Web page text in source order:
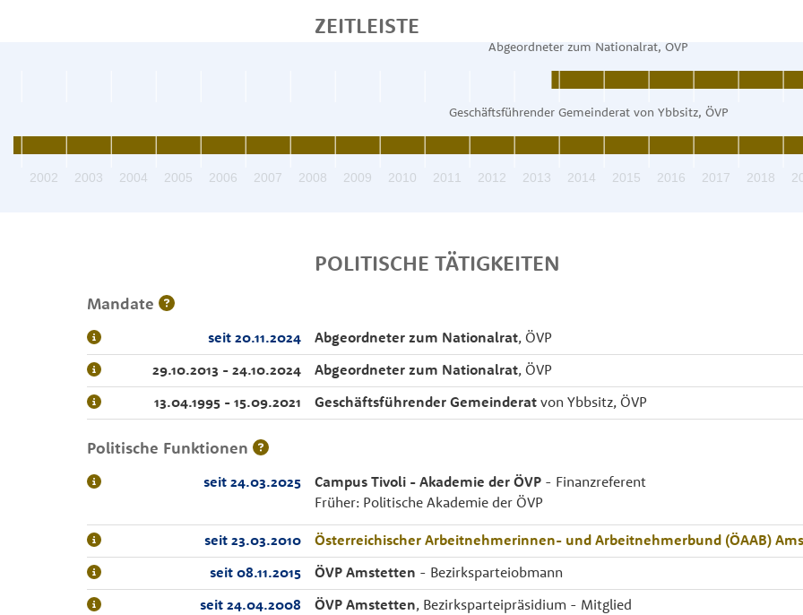
ZEITLEISTE
Abgeordneter zum Nationalrat, ÖVP
Geschäftsführender Gemeinderat von Ybbsitz, ÖVP
2002 2003 2004 2005 2006 2007 2008 2009 2010 2011 2012 2013 2014 2015 2016 2017 2018
POLITISCHE TÄTIGKEITEN
Mandate
seit 20.11.2024 Abgeordneter zum Nationalrat, ÖVP
29.10.2013 - 24.10.2024
Abgeordneter zum Nationalrat, ÖVP
13.04.1995 - 15.09.2021
Geschäftsführender Gemeinderat von Ybbsitz, ÖVP
Politische Funktionen
seit 24.03.2025 Campus Tivoli - Akademie der ÖVP - Finanzreferent
Früher: Politische Akademie der ÖVP
seit 23.03.2010 Österreichischer Arbeitnehmerinnen- und Arbeitnehmerbund (ÖAAB)
seit 08.11.2015
ÖVP Amstetten - Bezirksparteiobmann
seit 24.04.2008
ÖVP Amstetten, Bezirksparteipräsidium - Mitglied